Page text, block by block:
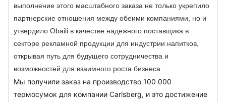
выполнение этого масштабного заказа не только укрепило
партнерские отношения между обеими компаниями, но и
утвердило Obaili в качестве надежного поставщика в
секторе рекламной продукции для индустрии напитков,
открывая путь для будущего сотрудничества и
возможностей для взаимного роста бизнеса.
Мы получили заказ на производство 100 000
термосумок для компании Carlsberg, и это достижение